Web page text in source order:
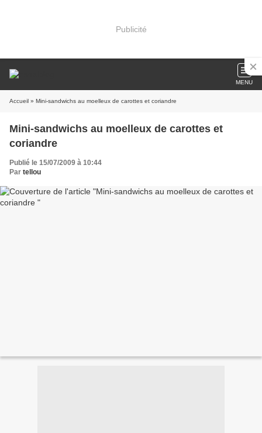
Publicité
MENU
Accueil » Mini-sandwichs au moelleux de carottes et coriandre
Mini-sandwichs au moelleux de carottes et
coriandre
Publié le 15/07/2009 à 10:44
Par tellou